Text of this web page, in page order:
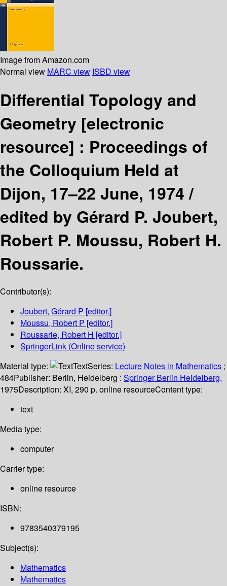
Image from Amazon.com
Normal view MARC view ISBD view
Differential Topology and
Geometry [electronic
resource] : Proceedings of
the Colloquium Held at
Dijon, 17–22 June, 1974 /
edited by Gérard P. Joubert,
Robert P. Moussu, Robert H.
Roussarie.
Contributor(s):
Joubert, Gérard P [editor.]
Moussu, Robert P [editor.]
Roussarie, Robert H [editor.]
SpringerLink (Online service)
Material type:
TextSeries: Lecture Notes in Mathematics ;
484Publisher: Berlin, Heidelberg : Springer Berlin Heidelberg,
1975Description: XI, 290 p. online resourceContent type:
text
Media type:
computer
Carrier type:
online resource
ISBN:
9783540379195
Subject(s):
Mathematics
Mathematics